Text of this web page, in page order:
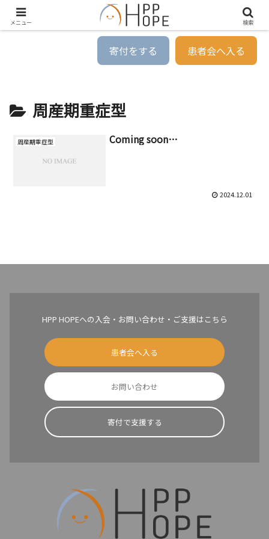
寄付をする 患者会へ入る
周産期重症型
周産期重症型 Coming soon…
2024.12.01
HPP HOPEへの入会・お問い合わせ・ご支援はこちら
患者会へ入る
お問い合わせ
寄付で支援する
メニュー 検索